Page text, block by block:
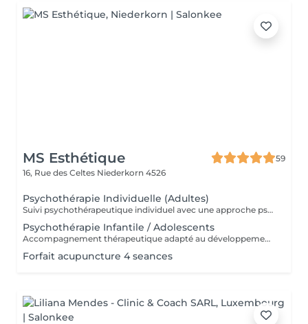
MS Esthétique
59
16, Rue des Celtes Niederkorn 4526
Psychothérapie Individuelle (Adultes)
Suivi psychothérapeutique individuel avec une approche psychanalytique, axé sur la connaissance de soi, l'élaboration émotionnelle, la réduction de l'anxiété et l'amélioration de la qualité de vie. SPM et Santé de la Femme Accompagnement thérapeutique axé sur la santé émotionnelle et hormonale de la femme, pouvant intégrer la psychothérapie et l'acupuncture.
Psychothérapie Infantile / Adolescents
Accompagnement thérapeutique adapté au développement émotionnel des enfants et des adolescents, avec un accent sur le comportement, les émotions et les liens familiaux. Éducation Sexuelle Émotionnelle Séances éducatives et thérapeutiques favorisant le développement sain de la sexualité, des émotions, des limites et de la communication. Prévention des Abus Sexuels Interventions psychoéducatives axées sur la prévention des abus sexuels, renforçant la conscience corporelle, émotionnelle et les stratégies de protection.
Forfait acupuncture 4 seances